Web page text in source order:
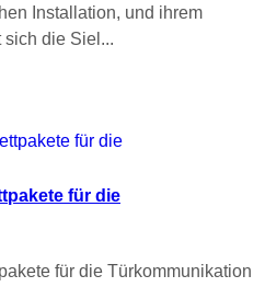
Installation, und ihrem
die Siel...
für die
für die Türkommunikation